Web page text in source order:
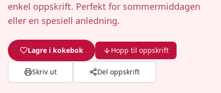
enkel oppskrift. Perfekt for sommermiddagen
eller en spesiell anledning.
Lagre i kokebok Hopp til oppskrift
Skriv ut Del oppskrift